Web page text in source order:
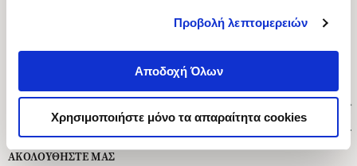
Προβολή λεπτομερειών
Αποδοχή Όλων
Χρησιμοποιήστε μόνο τα απαραίτητα cookies
Ασκληπιού 1-3, Αθήνα 106 79
Δευτέρα - Παρασκευή 09:00-21:00
Εξυπηρέτηση Πελατών
ΑΚΟΛΟΥΘΗΣΤΕ ΜΑΣ